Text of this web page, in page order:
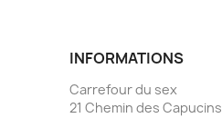
INFORMATIONS
Carrefour du sex
21 Chemin des Capucins